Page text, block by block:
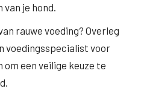
je hond.
rauwe voeding? Overleg
voedingsspecialist voor
om een veilige keuze te